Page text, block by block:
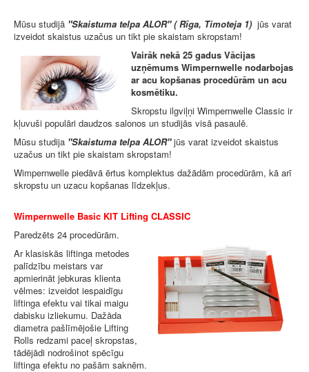
Mūsu studijā "Skaistuma telpa ALOR" ( Rīga, Timoteja 1) jūs varat
izveidot skaistus uzačus un tikt pie skaistam skropstam!
Vairāk nekā 25 gadus Vācijas
uzņēmums Wimpernwelle nodarbojas
ar acu kopšanas procedūrām un acu
kosmētiku.
Skropstu ilgviļņi Wimpernwelle Classic ir
kļuvuši populāri daudzos salonos un studijās visā pasaulē.
Mūsu studija "Skaistuma telpa ALOR"jūs varat izveidot skaistus
uzačus un tikt pie skaistam skropstam!
Wimpernwelle piedāvā ērtus komplektus dažādām procedūrām, kā arī
skropstu un uzacu kopšanas līdzekļus.
Wimpernwelle Basic KIT Lifting CLASSIC
Paredzēts 24 procedūrām.
Ar klasiskās liftinga metodes
palīdzību meistars var
apmierināt jebkuras klienta
vēlmes: izveidot iespaidīgu
liftinga efektu vai tikai maigu
dabisku izliekumu. Dažāda
diametra pašlīmējošie Lifting
Rolls redzami paceļ skropstas,
tādējādi nodrošinot spēcīgu
liftinga efektu no pašām saknēm.